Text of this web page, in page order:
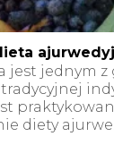
jest jednym z
diety